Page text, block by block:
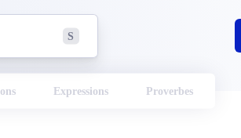
S
Expressions Proverbes